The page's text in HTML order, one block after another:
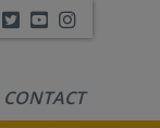
TwitterYoutube
CONTACT